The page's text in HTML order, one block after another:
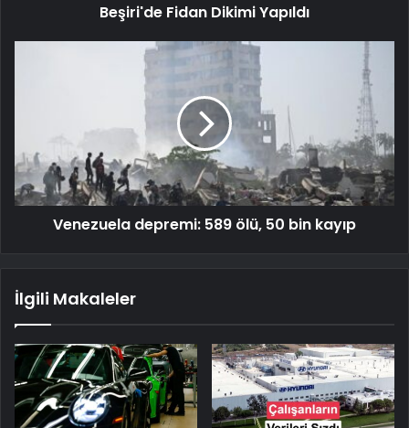
Beşiri'de Fidan Dikimi Yapıldı
Venezuela depremi: 589 ölü, 50 bin kayıp
İlgili Makaleler